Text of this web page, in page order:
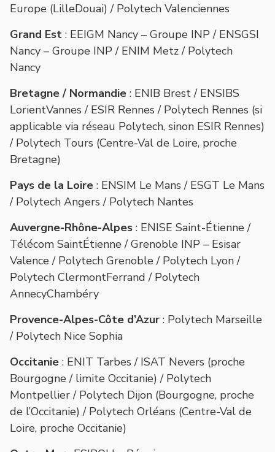
Europe (LilleDouai) / Polytech Valenciennes
Grand Est : EEIGM Nancy – Groupe INP / ENSGSI
Nancy – Groupe INP / ENIM Metz / Polytech
Nancy
Bretagne / Normandie : ENIB Brest / ENSIBS
LorientVannes / ESIR Rennes / Polytech Rennes (si
applicable via réseau Polytech, sinon ESIR Rennes)
/ Polytech Tours (Centre-Val de Loire, proche
Bretagne)
Pays de la Loire : ENSIM Le Mans / ESGT Le Mans
/ Polytech Angers / Polytech Nantes
Auvergne-Rhône-Alpes : ENISE Saint-Étienne /
Télécom SaintÉtienne / Grenoble INP – Esisar
Valence / Polytech Grenoble / Polytech Lyon /
Polytech ClermontFerrand / Polytech
AnnecyChambéry
Provence-Alpes-Côte d’Azur : Polytech Marseille
/ Polytech Nice Sophia
Occitanie : ENIT Tarbes / ISAT Nevers (proche
Bourgogne / limite Occitanie) / Polytech
Montpellier / Polytech Dijon (Bourgogne, proche
de l’Occitanie) / Polytech Orléans (Centre-Val de
Loire, proche Occitanie)